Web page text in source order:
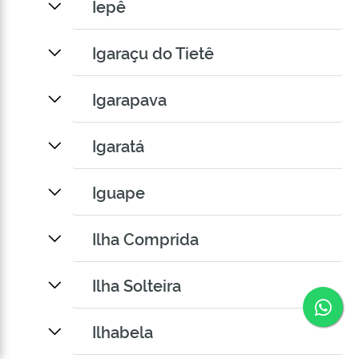
Iepê
Igaraçu do Tietê
Igarapava
Igaratá
Iguape
Ilha Comprida
Ilha Solteira
Ilhabela